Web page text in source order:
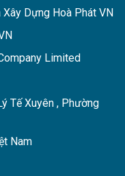
Dựng Hoà Phát VN
Limited
Tế Xuyên , Phường
Nam